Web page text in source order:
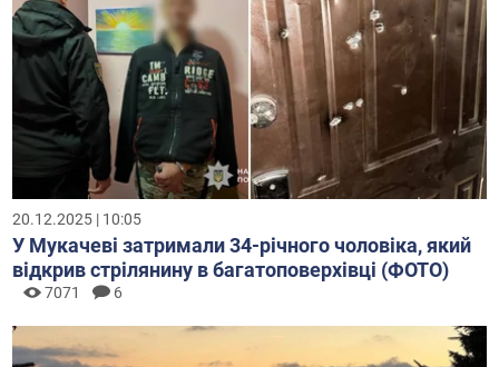
20.12.2025 | 10:05
У Мукачеві затримали 34-річного чоловіка, який
відкрив стрілянину в багатоповерхівці (ФОТО)
7071 6